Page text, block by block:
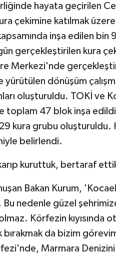
hayata geçirilen
çekimine katılmak
inşa edilen bin
gerçekleştirilen kura
Merkezi'nde
dönüşüm
oluşturuldu. TOKİ ve
toplam 47 blok inşa
kura grubu oluşturuldu.
belirlendi.
kuruttuk, bertaraf
Bakan Kurum,
Bu nedenle güzel
Körfezin kıyısında
da bizim
Marmara Denizini